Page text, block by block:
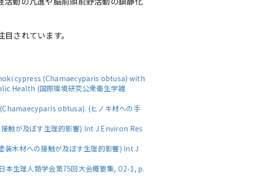
されています。
cypress (Chamaecyparis obtusa) with
Health (国際環境研究公衆衛生学雑
obtusa). (ヒノキ材への手
触が及ぼす生理的影響) Int J Environ Res
木材への接触が及ぼす生理的影響) Int J
本生理人類学会第75回大会概要集, O2-1, p.